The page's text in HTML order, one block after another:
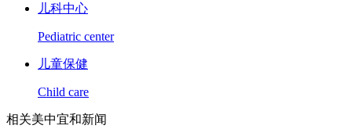
儿科中心
Pediatric center
儿童保健
Child care
相关美中宜和新闻